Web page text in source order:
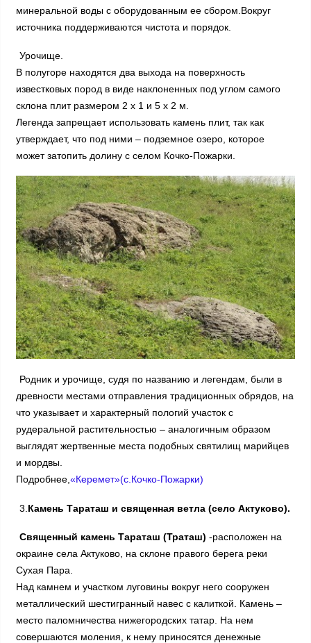
минеральной воды с оборудованным ее сбором.Вокруг
источника поддерживаются чистота и порядок.
Урочище.
В полугоре находятся два выхода на поверхность
известковых пород в виде наклоненных под углом самого
склона плит размером 2 х 1 и 5 х 2 м.
Легенда запрещает использовать камень плит, так как
утверждает, что под ними – подземное озеро, которое
может затопить долину с селом Кочко-Пожарки.
Родник и урочище, судя по названию и легендам, были в
древности местами отправления традиционных обрядов, на
что указывает и характерный пологий участок с
рудеральной растительностью – аналогичным образом
выглядят жертвенные места подобных святилищ марийцев
и мордвы.
Подробнее,«Керемет»(с.Кочко-Пожарки)
3. Камень Тараташ и священная ветла (село Актуково).
Cвященный камень Тараташ (Траташ) -расположен на
окраине села Актуково, на склоне правого берега реки
Сухая Пара.
Над камнем и участком луговины вокруг него сооружен
металлический шестигранный навес с калиткой. Камень –
место паломничества нижегородских татар. На нем
совершаются моления, к нему приносятся денежные